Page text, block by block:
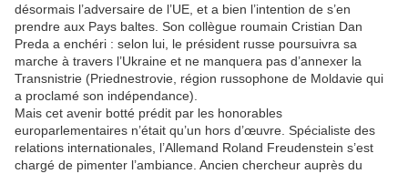
désormais l’adversaire de l’UE, et a bien l’intention de s’en
prendre aux Pays baltes. Son collègue roumain Cristian Dan
Preda a enchéri : selon lui, le président russe poursuivra sa
marche à travers l’Ukraine et ne manquera pas d’annexer la
Transnistrie (Priednestrovie, région russophone de Moldavie qui
a proclamé son indépendance).
Mais cet avenir botté prédit par les honorables
europarlementaires n’était qu’un hors d’œuvre. Spécialiste des
relations internationales, l’Allemand Roland Freudenstein s’est
chargé de pimenter l’ambiance. Ancien chercheur auprès du